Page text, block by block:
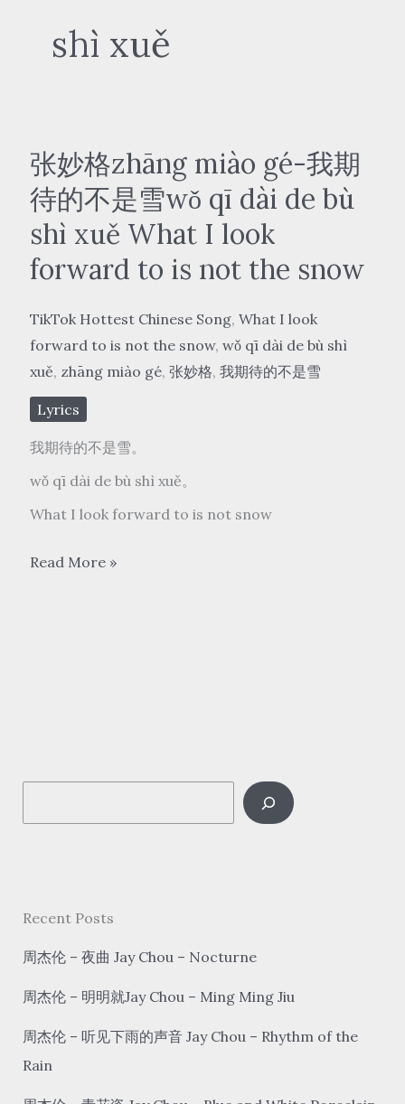
shì xuě
张妙格zhāng miào gé-我期
待的不是雪wǒ qī dài de bù
shì xuě What I look
forward to is not the snow
TikTok Hottest Chinese Song, What I look
forward to is not the snow, wǒ qī dài de bù shì
xuě, zhāng miào gé, 张妙格, 我期待的不是雪
Lyrics
我期待的不是雪。
wǒ qī dài de bù shì xuě。
What I look forward to is not snow
张
不
qī
dài
bù
shì
xuě
Read More »
e
c
Recent Posts
周杰伦 – 夜曲 Jay Chou – Nocturne
周杰伦 – 明明就Jay Chou – Ming Ming Jiu
周杰伦 – 听见下雨的声音 Jay Chou – Rhythm of the
Rain